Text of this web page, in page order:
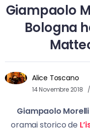
Giampaolo
Bologna
Alice Toscano
14 Novembre 2018
Giampaolo Morelli
oramai storico de